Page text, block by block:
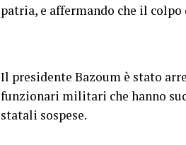
patria, e affermando che il
Il presidente Bazoum è stato
funzionari militari che hanno
statali sospese.